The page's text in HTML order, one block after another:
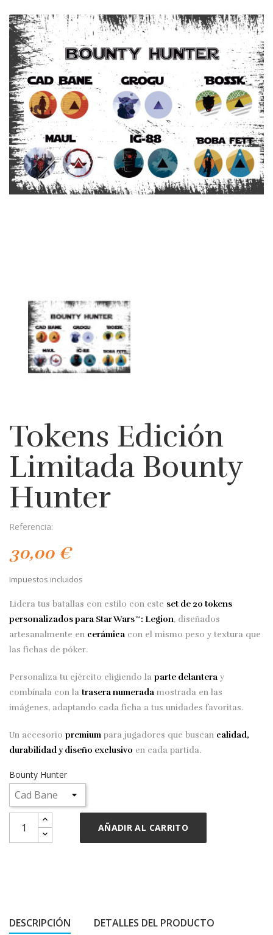
Tokens Edición
Limitada Bounty
Hunter
Referencia:
30,00 €
Impuestos incluidos
Lidera tus batallas con estilo con este set de 20 tokens
personalizados para Star Wars™: Legion, diseñados
artesanalmente en cerámica con el mismo peso y textura que
las fichas de póker.
Personaliza tu ejército eligiendo laparte delantera y
combínala con la trasera numerada mostrada en las
imágenes, adaptando cada ficha a tus unidades favoritas.
Un accesoriopremium para jugadores que buscan calidad,
durabilidad y diseño exclusivo en cada partida.
Bounty Hunter
AÑADIR AL CARRITO
DESCRIPCIÓN DETALLES DEL PRODUCTO